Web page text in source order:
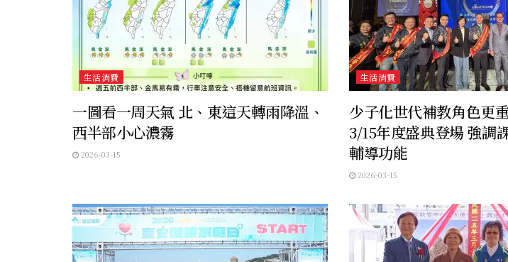
生活消費
一圖看一周天氣 北、東這天轉雨降溫、
西半部小心濃霧
2026-03-15
生活消費
少子化世代補教角色更
3/15年度盛典登場 強調
輔導功能
2026-03-15